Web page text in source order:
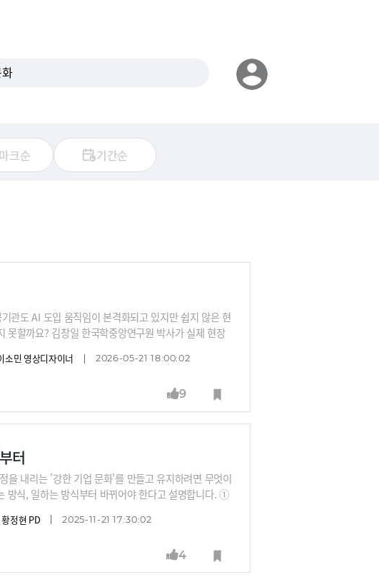
크순 기간순
관도 AI 도입 움직임이 본격화되고 있지만 쉽지 않은 현
못할까요? 김창일 한국학중앙연구원 박사가 실제 현장
소민 영상디자이너 2026-05-21 18:00:02
9
터
을 내리는 '강한 기업 문화'를 만들고 유지하려면 무엇이
방식, 일하는 방식부터 바뀌어야 한다고 설명합니다. ①
죠.
정현 PD 2025-11-21 17:30:02
4